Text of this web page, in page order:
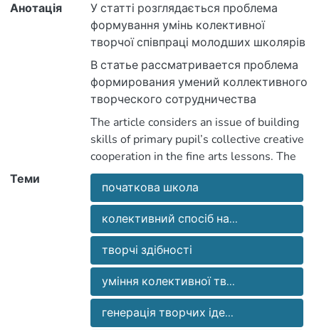
Анотація
У статті розглядається проблема
формування умінь колективної
творчої співпраці молодших школярів
на уроках образотворчого мистецтва.
Обґрунтовано актуальність
застосування вчителем початкової
школи технології колективного
способу навчання на уроках
образотворчого мистецтва. Авторами
розглядаються методичні поради з
досвіду педагогічної діяльності у
роботі з учнями початкової школи
щодо проблеми дослідження.
В статье рассматривается проблема
формирования умений коллективного
творческого сотрудничества
младших школьников на уроках
изобразительного искусства.
Обоснована актуальность
школы технологии коллективного
способа обучения на уроках
изобразительного искусства.
Авторами рассматриваются
методические советы из опыта
педагогической деятельности в
работе с учениками начальной школы
относительно проблемы
исследования.
The article considers an issue of building
skills of primary pupil’s collective creative
cooperation in the fine arts lessons. The
relevance of the collective study
technology application in the fine arts
lessons by primary school teacher’s is
proved. The authors addressing
methodical advices regarding investigated
problem those grounded on pedagogical
experience in work with primary school
students.
Теми
початкова школа
колективний спосіб на...
творчі здібності
уміння колективної тв...
генерація творчих іде...